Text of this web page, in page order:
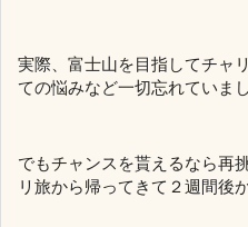
実際、富士山を目指してチャ
ての悩みなど一切忘れていまし
でもチャンスを貰えるなら再
リ旅から帰ってきて２週間後